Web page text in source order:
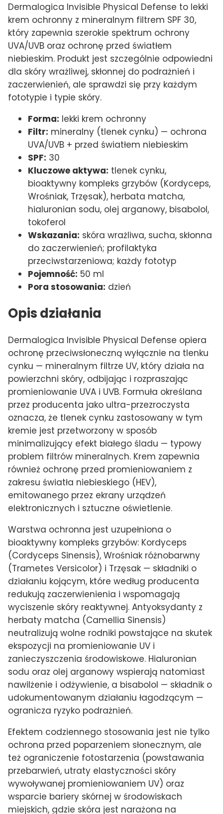
Dermalogica Invisible Physical Defense to lekki
krem ochronny z mineralnym filtrem SPF 30,
który zapewnia szerokie spektrum ochrony
UVA/UVB oraz ochronę przed światłem
niebieskim. Produkt jest szczególnie odpowiedni
dla skóry wrażliwej, skłonnej do podrażnień i
zaczerwienień, ale sprawdzi się przy każdym
fototypie i typie skóry.
Forma: lekki krem ochronny
Filtr: mineralny (tlenek cynku) — ochrona
UVA/UVB + przed światłem niebieskim
SPF: 30
Kluczowe aktywa: tlenek cynku,
bioaktywny kompleks grzybów (Kordyceps,
Wrośniak, Trzęsak), herbata matcha,
hialuronian sodu, olej arganowy, bisabolol,
tokoferol
Wskazania: skóra wrażliwa, sucha, skłonna
do zaczerwienień; profilaktyka
przeciwstarzeniowa; każdy fototyp
Pojemność: 50 ml
Pora stosowania: dzień
Opis działania
Dermalogica Invisible Physical Defense opiera
ochronę przeciwsłoneczną wyłącznie na tlenku
cynku — mineralnym filtrze UV, który działa na
powierzchni skóry, odbijając i rozpraszając
promieniowanie UVA i UVB. Formuła określana
przez producenta jako ultra-przezroczysta
oznacza, że tlenek cynku zastosowany w tym
kremie jest przetworzony w sposób
minimalizujący efekt białego śladu — typowy
problem filtrów mineralnych. Krem zapewnia
również ochronę przed promieniowaniem z
zakresu światła niebieskiego (HEV),
emitowanego przez ekrany urządzeń
elektronicznych i sztuczne oświetlenie.
Warstwa ochronna jest uzupełniona o
bioaktywny kompleks grzybów: Kordyceps
(Cordyceps Sinensis), Wrośniak różnobarwny
(Trametes Versicolor) i Trzęsak — składniki o
działaniu kojącym, które według producenta
redukują zaczerwienienia i wspomagają
wyciszenie skóry reaktywnej. Antyoksydanty z
herbaty matcha (Camellia Sinensis)
neutralizują wolne rodniki powstające na skutek
ekspozycji na promieniowanie UV i
zanieczyszczenia środowiskowe. Hialuronian
sodu oraz olej arganowy wspierają natomiast
nawilżenie i odżywienie, a bisabolol — składnik o
udokumentowanym działaniu łagodzącym —
ogranicza ryzyko podrażnień.
Efektem codziennego stosowania jest nie tylko
ochrona przed poparzeniem słonecznym, ale
też ograniczenie fotostarzenia (powstawania
przebarwień, utraty elastyczności skóry
wywoływanej promieniowaniem UV) oraz
wsparcie bariery skórnej w środowiskach
miejskich, gdzie skóra jest narażona na